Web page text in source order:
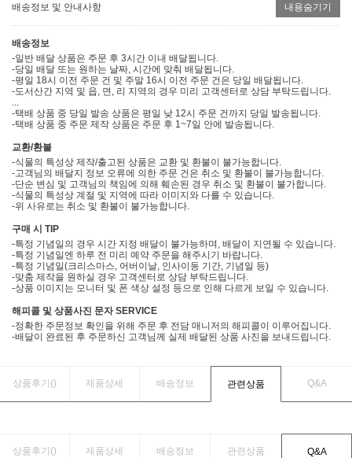
배송정보 및 안내사항 내용숨기기
배송정보
-일반 배달 상품은 주문 후 3시간 이내 배달됩니다.
-당일 배달 또는 원하는 날짜, 시간에 맞춰 배달됩니다.
-평일 18시 이전 주문 건 및 주말 16시 이전 주문 건은 당일 배달됩니다.
-도서산간 지역 및 읍, 면, 리 지역의 경우 미리 고객센터로 상담 부탁드립니다.
-택배 상품 중 당일 발송 상품은 평일 낮 12시 주문 건까지 당일 발송됩니다.
-택배 상품 중 주문 제작 상품은 주문 후 1~7일 안에 발송됩니다.
교환/환불
-식물의 특성상 제작/출고된 상품은 교환 및 환불이 불가능합니다.
-고객님의 배달지 정보 오류에 의한 주문 건은 취소 및 환불이 불가능합니다.
-단순 변심 및 고객님의 책임에 의해 훼손된 경우 취소 및 환불이 불가합니다.
-식물의 특성상 계절 및 지역에 따라 이미지와 다를 수 있습니다.
-위 사유로는 취소 및 환불이 불가능합니다.
구매 시 TIP
-특정 기념일의 경우 시간 지정 배달이 불가능하며, 배달이 지연될 수 있습니다.
-특정 기념일엔 하루 전 미리 예약 주문을 해주시기 바랍니다.
-특정 기념일(크리스마스, 어버이날, 인사이동 기간, 기념일 등)
-맞춤 제작을 원하실 경우 고객센터로 상담 부탁드립니다.
-상품 이미지는 모니터 및 폰 색상 설정 등으로 인해 다르게 보일 수 있습니다.
해피콜 및 상품사진 문자 SERVICE
-정확한 주문정보 확인을 위해 주문 후 전담 매니저의 해피콜이 이루어집니다.
-배달이 완료된 후 주문하신 고객님께 실제 배달된 상품 사진을 보내드립니다.
상품후기() 제품상세 배송정보 관련상품 Q&A
상품후기() 제품상세 배송정보 관련상품 Q&A